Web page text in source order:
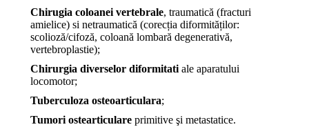
Chirugia coloanei vertebrale, traumatică (fracturi
amielice) si netraumatică (corecția diformităților:
scolioză/cifoză, coloană lombară degenerativă,
vertebroplastie);
Chirurgia diverselor diformitati ale aparatului
locomotor;
Tuberculoza osteoarticulara;
Tumori ostearticulare primitive şi metastatice.